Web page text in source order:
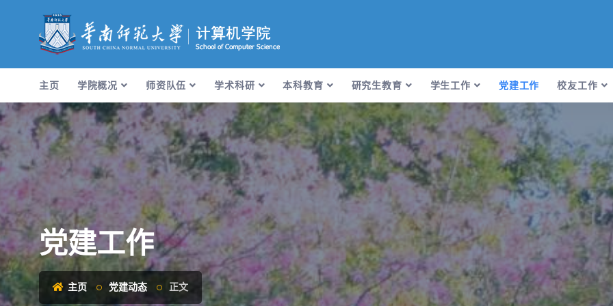
主页 学院概况 师资队伍 学术科研 本科教育 研究生教育 学生工作 党建工作 校友工作
党建工作
主页 党建动态 正文